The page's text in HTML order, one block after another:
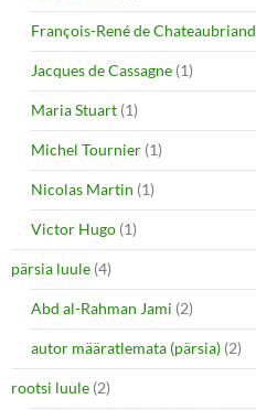
François-René de Chateaubriand
Jacques de Cassagne (1)
Maria Stuart (1)
Michel Tournier (1)
Nicolas Martin (1)
Victor Hugo (1)
pärsia luule (4)
Abd al-Rahman Jami (2)
autor määratlemata (pärsia) (2)
rootsi luule (2)